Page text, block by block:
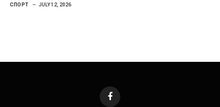
СПОРТ JULY 12, 2026
Facebook